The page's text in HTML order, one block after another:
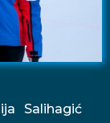
Salihagić